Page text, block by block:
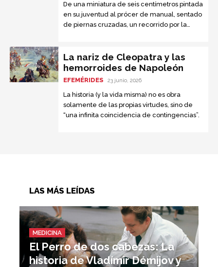
De una miniatura de seis centímetros pintada
en su juventud al prócer de manual, sentado
de piernas cruzadas, un recorrido por la
La nariz de Cleopatra y las
hemorroides de Napoleón
EFEMÉRIDES 23 junio, 2026
La historia (y la vida misma) no es obra
solamente de las propias virtudes, sino de
“una infinita coincidencia de contingencias”.
LAS MÁS LEÍDAS
MEDICINA
El Perro de dos cabezas: La
historia de Vladímir Démijov y